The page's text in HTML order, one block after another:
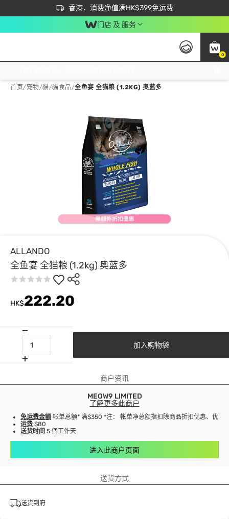
香港．消费净值满HK$399免运费
立即成为易赏钱会员尽享独家优惠
首次APP下单买满$450 输入 NEWAPP 即减$50
门店 及 服务
0
首页/ 宠物/貓/貓食品/全鱼宴 全猫粮 (1.2KG) 奥蓝多
ALLANDO
全鱼宴 全猫粮 (1.2kg) 奥蓝多
HK$222.20
加入购物袋
商户资讯
MEOW9 LIMITED
了解更多此商户
免运费金额 帐单总额* 满$350 *注： 帐单净总额指扣除商品折扣优惠、优惠
运费 $80
送货时间 5 個工作天
进入此商户页面
送货方式
送货到府